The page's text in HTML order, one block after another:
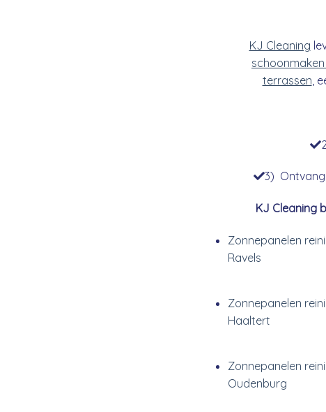
KJ Cleaning
terrassen ,
3) Ontvang
KJ Cleaning
Zonnepanelen
Ravels
Zonnepanelen
Haaltert
Zonnepanelen
Oudenburg